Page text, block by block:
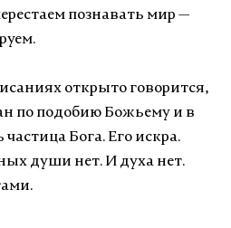
познавать мир —
открыто говорится,
по подобию Божьему и в
Бога. Его искра.
души нет. И духа нет.